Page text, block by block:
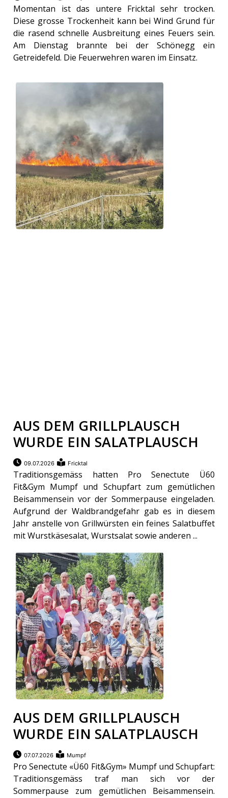
Momentan ist das untere Fricktal sehr trocken.
Diese grosse Trockenheit kann bei Wind Grund für
die rasend schnelle Ausbreitung eines Feuers sein.
Am Dienstag brannte bei der Schönegg ein
Getreidefeld. Die Feuerwehren waren im Einsatz.
AUS DEM GRILLPLAUSCH
WURDE EIN SALATPLAUSCH
09.07.2026 Fricktal
Traditionsgemäss hatten Pro Senectute Ü60
Fit&Gym Mumpf und Schupfart zum gemütlichen
Beisammensein vor der Sommerpause eingeladen.
Aufgrund der Waldbrandgefahr gab es in diesem
Jahr anstelle von Grillwürsten ein feines Salatbuffet
mit Wurstkäsesalat, Wurstsalat sowie anderen ...
AUS DEM GRILLPLAUSCH
WURDE EIN SALATPLAUSCH
07.07.2026 Mumpf
Pro Senectute «Ü60 Fit&Gym» Mumpf und Schupfart:
Traditionsgemäss traf man sich vor der
Sommerpause zum gemütlichen Beisammensein.